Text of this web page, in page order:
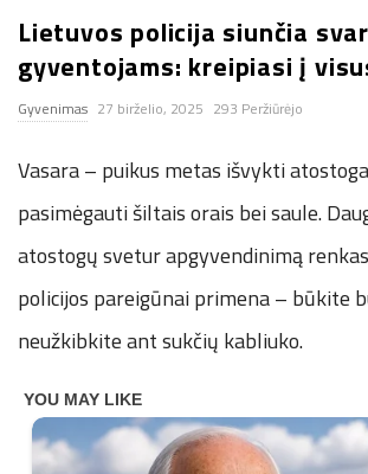
n
.
n
e
t
Lietuvos policija siunčia
gyventojams: kreipiasi į
Gyvenimas 27 birželio, 2025 293 Peržiūrėjo
Vasara – puikus metas išvykti
pasimėgauti šiltais orais bei saule.
atostogų svetur apgyvendinimą
policijos pareigūnai primena – būkite
neužkibkite ant sukčių kabliuko.